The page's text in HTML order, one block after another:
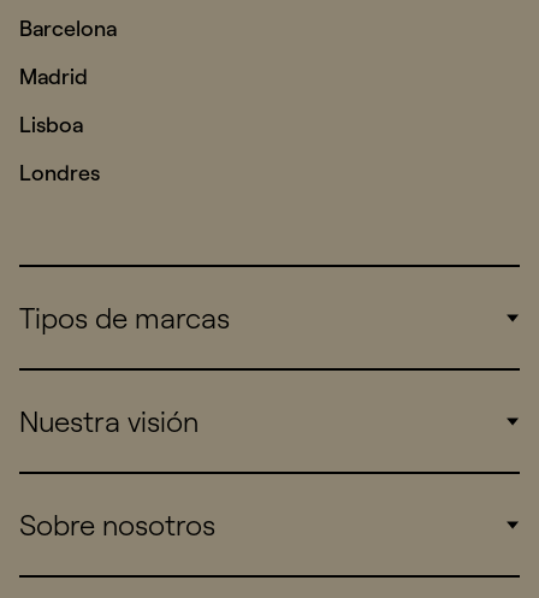
Barcelona
Madrid
Lisboa
Londres
Tipos de marcas
Consumers
Startups
Nuestra visión
Work
Sobre nosotros